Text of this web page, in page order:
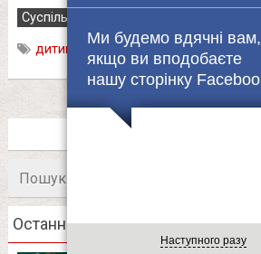
Суспільство
дитина загибель Рівненщина
Останні новини
Ми будемо вдячні вам,
якщо ви вподобаєте
нашу сторінку
Наступного разу